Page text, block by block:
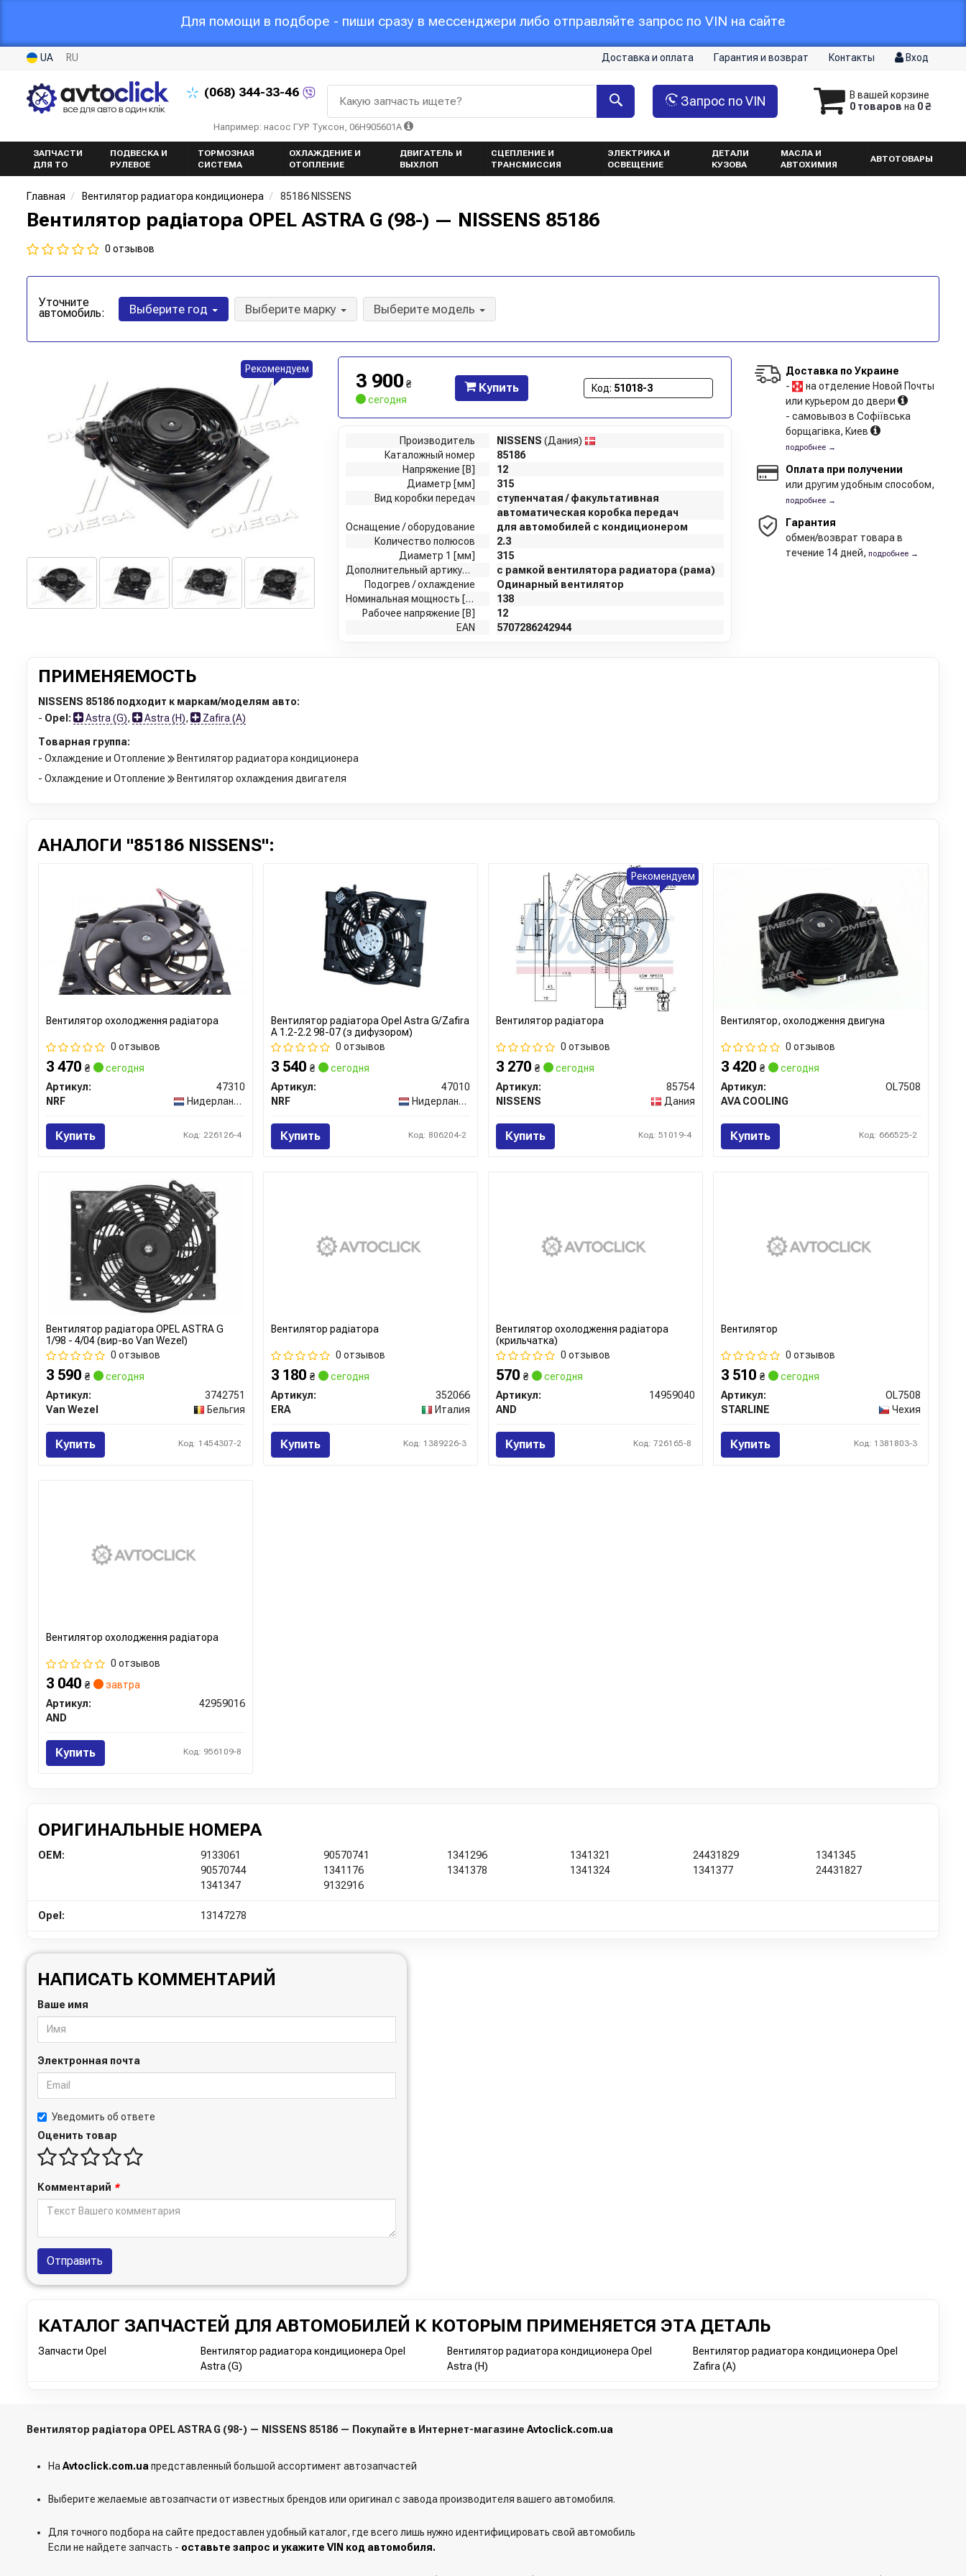
Для помощи в подборе - пиши сразу в мессенджери либо отправляйте запрос по VIN на сайте
UA RU Доставка и оплата Гарантия и возврат Контакты Вход
(068) 344-33-46
В вашей корзине
0 товаров на 0 ₴
Запрос по VIN
Какую запчасть ищете?
Например: насос ГУР Туксон, 06H905601A
ЗАПЧАСТИ
ДЛЯ ТО
ПОДВЕСКА И
РУЛЕВОЕ
ТОРМОЗНАЯ
СИСТЕМА
ОХЛАЖДЕНИЕ И
ОТОПЛЕНИЕ
ДВИГАТЕЛЬ И
ВЫХЛОП
СЦЕПЛЕНИЕ И
ТРАНСМИССИЯ
ЭЛЕКТРИКА И
ОСВЕЩЕНИЕ
ДЕТАЛИ
КУЗОВА
МАСЛА И
АВТОХИМИЯ
АВТОТОВАРЫ
Главная Вентилятор радиатора кондиционера 85186 NISSENS
Вентилятор радіатора OPEL ASTRA G (98-) — NISSENS 85186
0 отзывов
Уточните
автомобиль: Выберите год Выберите марку Выберите модель
Рекомендуем
3 900 ₴
сегодня
Купить Код: 51018-3
Производитель NISSENS (Дания)
Каталожный номер
85186
Напряжение [В]
12
Диаметр [мм]
315
Вид коробки передач
ступенчатая / факультативная
автоматическая коробка передач
Оснащение / оборудование
для автомобилей с кондиционером
Количество полюсов
2.3
Диаметр 1 [мм]
315
Дополнительный артикул / дополнительная информация 2
с рамкой вентилятора радиатора (рама)
Подогрев / охлаждение
Одинарный вентилятор
Номинальная мощность [Вт]
138
Рабочее напряжение [В]
12
EAN
5707286242944
Доставка по Украине
-
на отделение Новой Почты
или курьером до двери
- самовывоз в Софіївська
борщагівка, Киев
подробнее →
Оплата при получении
или другим удобным способом,
подробнее →
Гарантия
обмен/возврат товара в
течение 14 дней, подробнее →
ПРИМЕНЯЕМОСТЬ
NISSENS 85186 подходит к маркам/моделям авто:
- Opel: Astra (G), Astra (H), Zafira (A)
Товарная группа:
- Охлаждение и Отопление
Вентилятор радиатора кондиционера
- Охлаждение и Отопление
Вентилятор охлаждения двигателя
АНАЛОГИ "85186 NISSENS":
Вентилятор охолодження радіатора
0 отзывов
3 470 ₴
сегодня
Артикул:
47310
NRF
Нидерланды
Купить Код: 226126-4
Вентилятор радіатора Opel Astra G/Zafira
A 1.2-2.2 98-07 (з дифузором)
0 отзывов
3 540 ₴
сегодня
Артикул:
47010
NRF
Нидерланды
Купить Код: 806204-2
Вентилятор радіатора
0 отзывов
3 270 ₴
сегодня
Артикул:
85754
NISSENS
Дания
Купить Код: 51019-4
Рекомендуем
Вентилятор, охолодження двигуна
0 отзывов
3 420₴
сегодня
Артикул:
OL7508
AVA COOLING
Купить Код: 666525-2
Вентилятор радіатора OPEL ASTRA G
1/98 - 4/04 (вир-во Van Wezel)
0 отзывов
3 590 ₴
сегодня
Артикул:
3742751
Van Wezel
Бельгия
Купить Код: 1454307-2
Вентилятор радіатора
0 отзывов
3 180 ₴
сегодня
Артикул:
352066
ERA
Италия
Купить Код: 1389226-3
Вентилятор охолодження радіатора
(крильчатка)
0 отзывов
570 ₴
сегодня
Артикул:
14959040
AND
Купить Код: 726165-8
Вентилятор
0 отзывов
3 510₴
сегодня
Артикул:
OL7508
STARLINE
Чехия
Купить Код: 1381803-3
Вентилятор охолодження радіатора
0 отзывов
3 040 ₴
завтра
Артикул:
42959016
AND
Купить Код: 956109-8
ОРИГИНАЛЬНЫЕ НОМЕРА
OEM: 9133061 90570741 1341296 1341321 24431829
1341345
90570744
1341176 1341378 1341324 1341377
24431827
1341347
9132916
Opel: 13147278
НАПИСАТЬ КОММЕНТАРИЙ
Ваше имя
Электронная почта
Уведомить об ответе
Оценить товар
Комментарий *
Отправить
КАТАЛОГ ЗАПЧАСТЕЙ ДЛЯ АВТОМОБИЛЕЙ К КОТОРЫМ ПРИМЕНЯЕТСЯ ЭТА ДЕТАЛЬ
Запчасти Opel
Вентилятор радиатора кондиционера Opel
Astra (G)
Вентилятор радиатора кондиционера Opel
Astra (H)
Вентилятор радиатора кондиционера Opel
Zafira (A)
Вентилятор радіатора OPEL ASTRA G (98-) — NISSENS 85186 — Покупайте в Интернет-магазине Avtoclick.com.ua
На Avtoclick.com.ua представленный большой ассортимент автозапчастей
Выберите желаемые автозапчасти от известных брендов или оригинал с завода производителя вашего автомобиля.
Для точного подбора на сайте предоставлен удобный каталог, где всего лишь нужно идентифицировать свой автомобиль
Если не найдете запчасть - оставьте запрос и укажите VIN код автомобиля.